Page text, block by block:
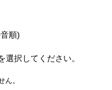
順)
択してください。
ん。